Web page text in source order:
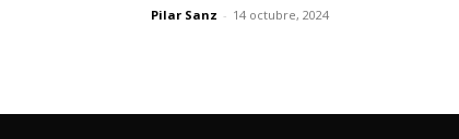
Pilar Sanz - 14 octubre, 2024